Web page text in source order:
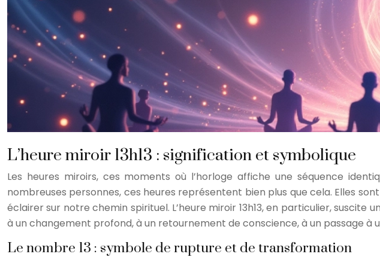
L’heure miroir 13h13 : signification et symbolique
Les heures miroirs, ces moments où l’horloge affiche une séquence
nombreuses personnes, ces heures représentent bien plus que cela. Elles
éclairer sur notre chemin spirituel. L’heure miroir 13h13, en particulier,
à un changement profond, à un retournement de conscience, à un passage à
Le nombre 13 : symbole de rupture et de transformation